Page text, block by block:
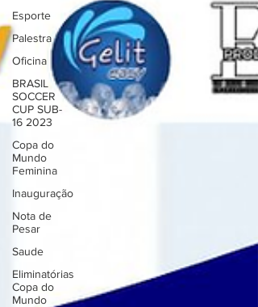
Esporte
Palestra
Oficina
BRASIL
SOCCER
CUP SUB-
16 2023
Copa do
Mundo
Feminina
Inauguração
Nota de
Pesar
Saude
Eliminatórias
Copa do
Mundo